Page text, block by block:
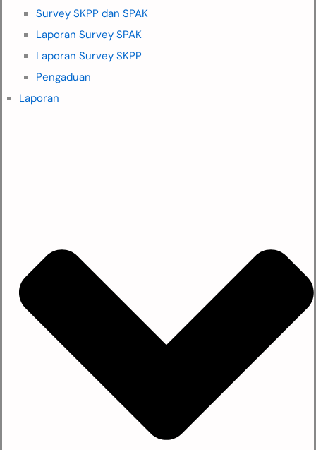
Survey SKPP dan SPAK
Laporan Survey SPAK
Laporan Survey SKPP
Pengaduan
Laporan